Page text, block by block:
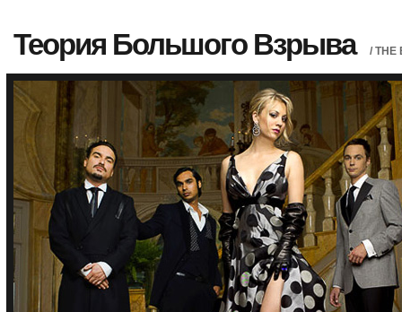
Теория Большого Взрыва / THE